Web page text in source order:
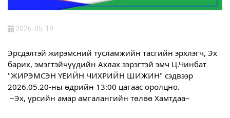
2026-05-19
Эрсдэлтэй жирэмсний тусламжийн тасгийн эрхлэгч, Эх
барих, эмэгтэйчүүдийн Ахлах зэрэгтэй эмч Ц.Чинбат
"ЖИРЭМСЭН ҮЕИЙН ЧИХРИЙН ШИЖИН" сэдвээр
2026.05.20-ны өдрийн 13:00 цагаас оролцно.
~Эх, үрсийн амар амгалангийн төлөө Хамтдаа~